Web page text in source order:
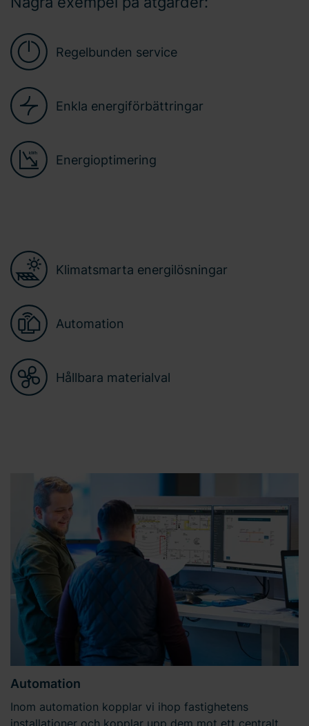
Regelbunden service
Enkla energiförbättringar
Energioptimering
Klimatsmarta energilösningar
Automation
Hållbara materialval
Automation
Inom automation kopplar vi ihop fastighetens
installationer och kopplar upp dem mot ett centralt